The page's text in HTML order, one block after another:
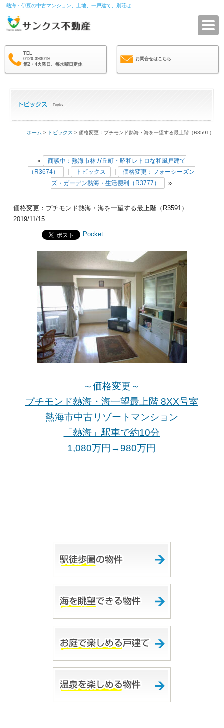
熱海・伊豆の中古マンション、土地、一戸建て、別荘は
TEL
0120-393019
第2・4火曜日、毎水曜日定休
お問合せはこちら
ホーム > トピックス > 価格変更：プチモンド熱海・海を一望する最上階（R3591）
«
商談中：熱海市林ガ丘町・昭和レトロな和風戸建て
（R3674）
トピックス
価格変更：フォーシーズン
ズ・ガーデン熱海・生活便利（R3777）
»
価格変更：プチモンド熱海・海を一望する最上階（R3591）
2019/11/15
Pocket
～価格変更～
プチモンド熱海・海一望最上階 8XX号室
熱海市中古リゾートマンション
「熱海」駅車で約10分
1,080万円→980万円